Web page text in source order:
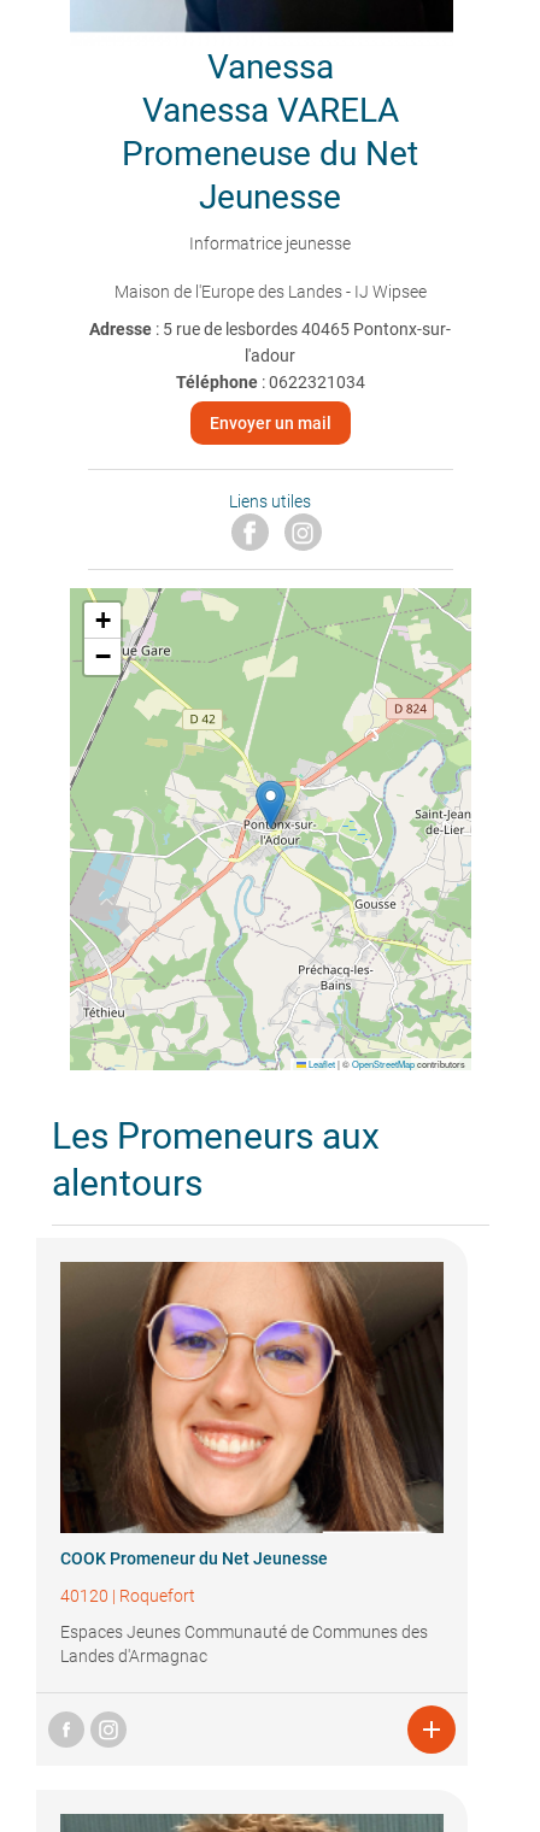
Vanessa
Vanessa VARELA
Promeneuse du Net
Jeunesse
Informatrice jeunesse
Maison de l'Europe des Landes - IJ Wipsee
Adresse : 5 rue de lesbordes 40465 Pontonx-sur-
l'adour
Téléphone:0622321034
Envoyer un mail
Liens utiles
+
−
Leaflet |©OpenStreetMapcontributors
Les Promeneurs aux
alentours
COOK Promeneur du Net Jeunesse
40120 | Roquefort
Espaces Jeunes Communauté de Communes des
Landes d'Armagnac
